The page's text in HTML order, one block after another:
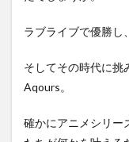
ラブライブで優勝し
そしてその時代に挑
Aqours。
確かにアニメシリー